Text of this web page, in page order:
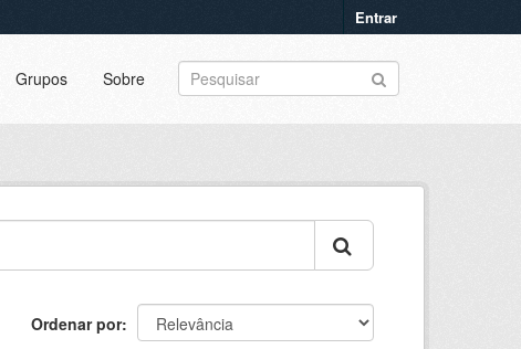
Entrar
Grupos Sobre
Ordenar por